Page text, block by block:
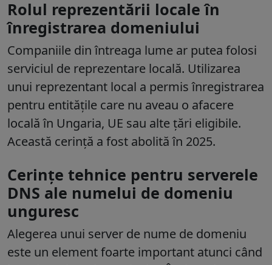
Rolul reprezentării locale în
înregistrarea domeniului
Companiile din întreaga lume ar putea folosi
serviciul de reprezentare locală. Utilizarea
unui reprezentant local a permis înregistrarea
pentru entitățile care nu aveau o afacere
locală în Ungaria, UE sau alte țări eligibile.
Această cerință a fost abolită în 2025.
Cerințe tehnice pentru serverele
DNS ale numelui de domeniu
unguresc
Alegerea unui server de nume de domeniu
este un element foarte important atunci când